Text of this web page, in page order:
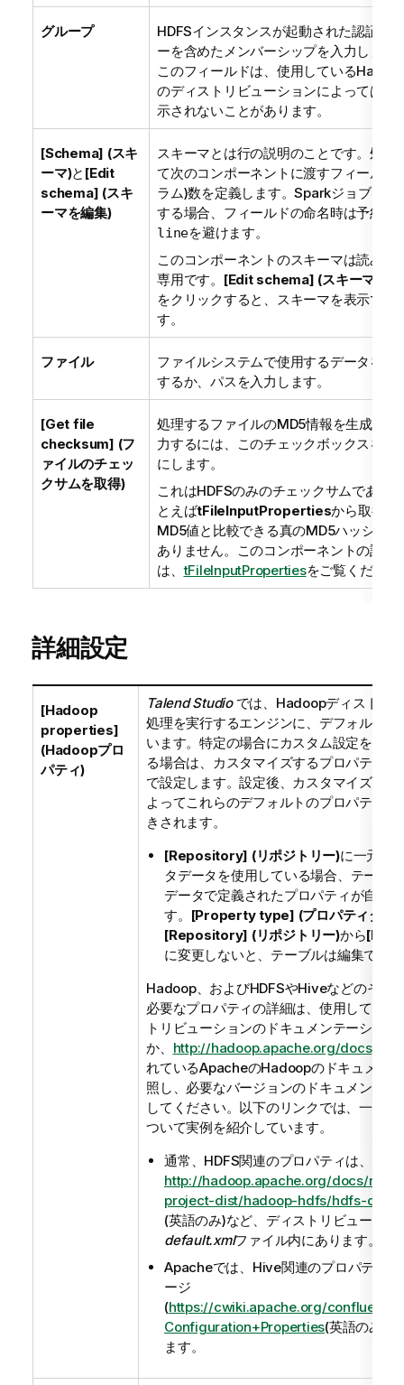
グループ
HDFSインスタンスが起動された認証ユ
ーを含めたメンバーシップを入力します
このフィールドは、使用している
のディストリビューションによっては、
示されないことがあります。
[Schema] (スキ
ーマ)と [Edit
schema] (スキ
ーマを編集)
スキーマとは行の説明のことです。処理
て次のコンポーネントに渡すフィールド(
ラム)数を定義します。Sparkジョブを作
する場合、フィールドの命名時は予約語
lineを避けます。
このコンポーネントのスキーマは読み取
専用です。 [Edit schema] (スキーマを編
をクリックすると、スキーマを表示でき
す。
ファイル
ファイルシステムで使用するデータを参
するか、パスを入力します。
[Get file
checksum] (フ
ァイルのチェッ
クサムを取得)
処理するファイルのMD5情報を生成して
力するには、このチェックボックスをオ
にします。
これはHDFSのみのチェックサムであり
とえばtFileInputPropertiesから取得し
MD5値と比較できる真のMD5ハッシュ
ありません。このコンポーネントの詳細
は、tFileInputPropertiesをご覧ください
詳細設定
[Hadoop
properties]
(Hadoopプロ
パティ)
Talend Studio では、Hadoopディストリ
処理を実行するエンジンに、デフォルト設
います。特定の場合にカスタム設定を使用
る場合は、カスタマイズするプロパティを
で設定します。設定後、カスタマイズした
よってこれらのデフォルトのプロパティが
きされます。
[Repository] (リポジトリー)に一元的
タデータを使用している場合、テーブ
データで定義されたプロパティが自動
す。 [Property type] (プロパティタイ
[Repository] (リポジトリー)から
に変更しないと、テーブルは編集でき
Hadoop、およびHDFSやHiveなどのその
必要なプロパティの詳細は、使用してい
トリビューションのドキュメンテーション
か、 http://hadoop.apache.org/docs(英
れているApacheのHadoopのドキュメン
照し、必要なバージョンのドキュメンテー
してください。以下のリンクでは、一部の
ついて実例を紹介しています。
通常、HDFS関連のプロパティは、
http://hadoop.apache.org/docs/
project-dist/hadoop-hdfs/hdfs-
(英語のみ)など、ディストリビューショ
default.xmlファイル内にあります。
Apacheでは、Hive関連のプロパティ
ージ
(https://cwiki.apache.org/
Configuration+Properties(英語のみ)
ます。